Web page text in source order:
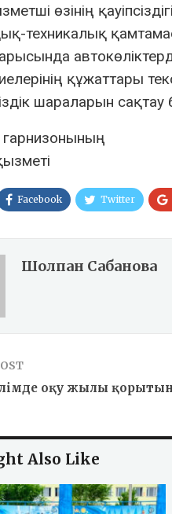
өзінің
техникалық
құжаттары
шараларын
гарнизонының
Facebook Twitter
Шолпан Сабанова
оқу жылы
Also Like